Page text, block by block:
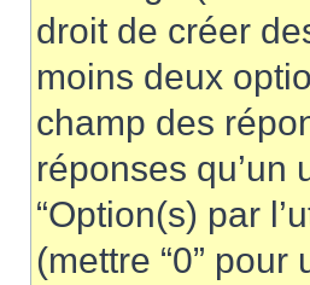
droit de créer
moins deux
champ des
réponses qu’un
“Option(s) par
(mettre “0”